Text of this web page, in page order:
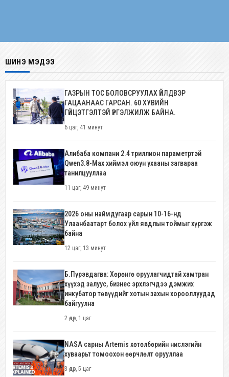
ШИНЭ МЭДЭЭ
ГАЗРЫН ТОС БОЛОВСРУУЛАХ ҮЙЛДВЭР
ГАЦААНААС ГАРСАН. 60 ХУВИЙН
ГҮЙЦЭТГЭЛТЭЙ ҮРГЭЛЖИЛЖ БАЙНА.
6 цаг, 41 минут
Алибаба компани 2.4 триллион параметртэй
Qwen3.8-Max хиймэл оюун ухааны загвараа
танилцууллаа
11 цаг, 49 минут
2026 оны наймдугаар сарын 10-16-нд
Улаанбаатарт болох үйл явдлын тоймыг хүргэж
байна
12 цаг, 13 минут
Б.Пүрэвдагва: Хөрөнгө оруулагчидтай хамтран
хүүхэд залуус, бизнес эрхлэгчдээ дэмжих
инкубатор төвүүдийг хотын захын хорооллуудад
байгуулна
2 өдөр, 1 цаг
NASA сарны Artemis хөтөлбөрийн нислэгийн
хуваарьт томоохон өөрчлөлт орууллаа
3 өдөр, 5 цаг